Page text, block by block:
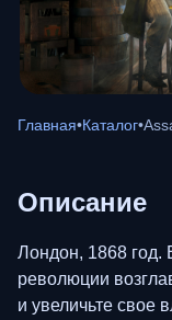
Главная•Каталог•
Описание
Лондон, 1868
революции
и увеличьте свое